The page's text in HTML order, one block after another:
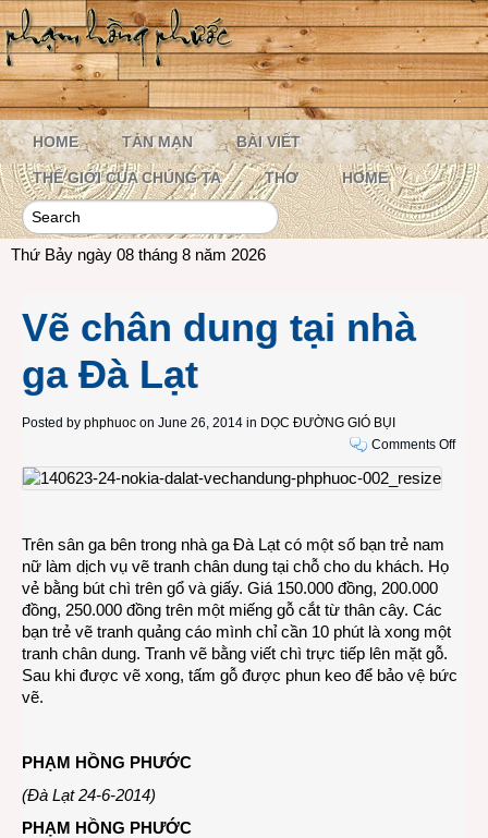
HOME TẢN MẠN BÀI VIẾT
THẾ GIỚI CỦA CHÚNG TA THƠ HOME
Thứ Bảy ngày 08 tháng 8 năm 2026
Vẽ chân dung tại nhà
ga Đà Lạt
Posted by phphuoc on June 26, 2014 in DỌC ĐƯỜNG GIÓ BỤI
Comments Offon
Trên sân ga bên trong nhà ga Đà Lạt có một số bạn trẻ nam
nữ làm dịch vụ vẽ tranh chân dung tại chỗ cho du khách. Họ
vẻ bằng bút chì trên gổ và giấy. Giá 150.000 đồng, 200.000
đồng, 250.000 đồng trên một miếng gỗ cắt từ thân cây. Các
bạn trẻ vẽ tranh quảng cáo mình chỉ cần 10 phút là xong một
tranh chân dung. Tranh vẽ bằng viết chì trực tiếp lên mặt gỗ.
Sau khi được vẽ xong, tấm gỗ được phun keo để bảo vệ bức
vẽ.
PHẠM HỒNG PHƯỚC
(Đà Lạt 24-6-2014)
PHẠM HỒNG PHƯỚC